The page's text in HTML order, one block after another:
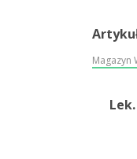
Magazyn